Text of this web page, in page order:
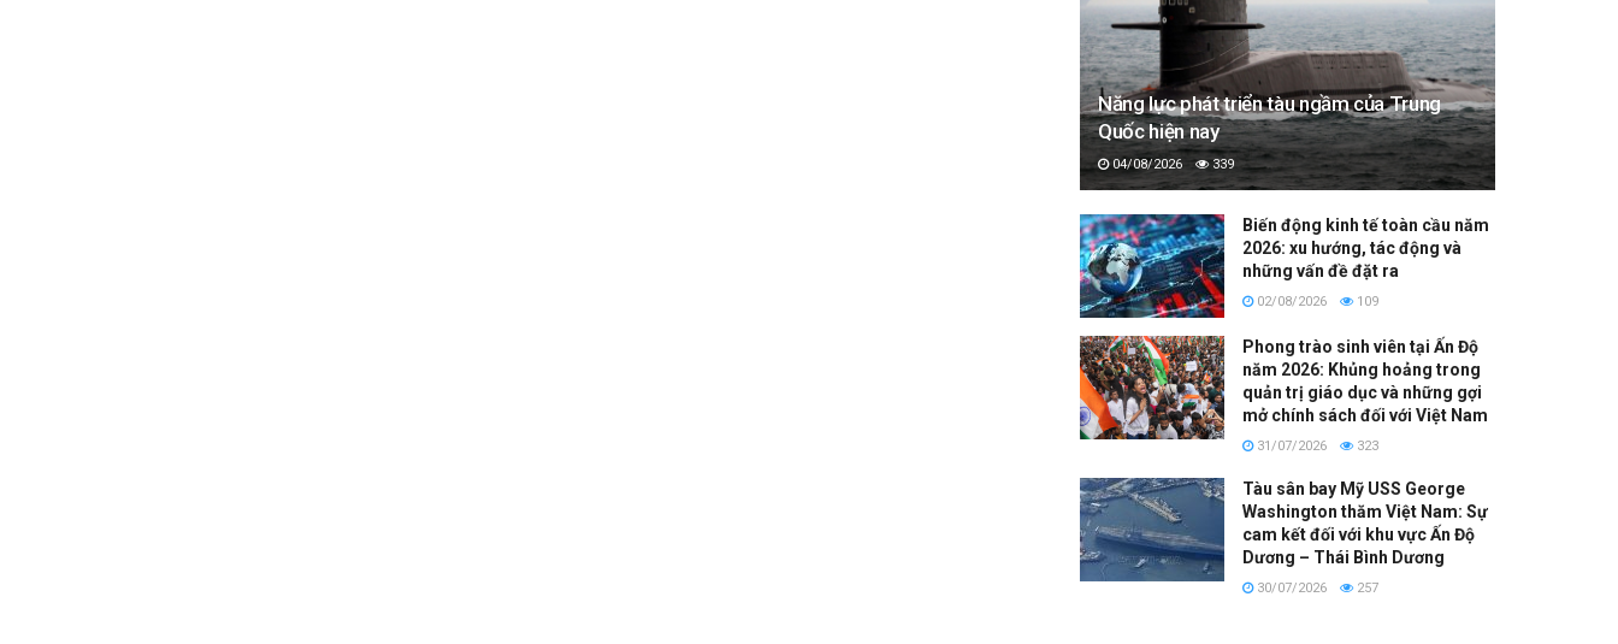
Năng lực phát triển tàu ngầm của Trung
Quốc hiện nay
04/08/2026 339
Biến động kinh tế toàn cầu năm
2026: xu hướng, tác động và
những vấn đề đặt ra
02/08/2026 109
Phong trào sinh viên tại Ấn Độ
năm 2026: Khủng hoảng trong
quản trị giáo dục và những gợi
mở chính sách đối với Việt Nam
31/07/2026 323
Tàu sân bay Mỹ USS George
Washington thăm Việt Nam: Sự
cam kết đối với khu vực Ấn Độ
Dương – Thái Bình Dương
30/07/2026 257